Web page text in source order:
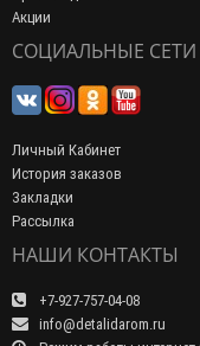
Акции
СОЦИАЛЬНЫЕ СЕТИ
Личный Кабинет
История заказов
Закладки
Рассылка
НАШИ КОНТАКТЫ
+7-927-757-04-08
info@detalidarom.ru